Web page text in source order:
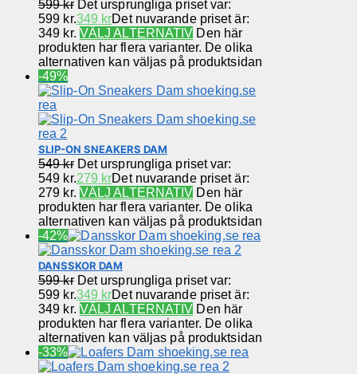
599kr Det ursprungliga priset var:
599 kr.349 krDet nuvarande priset är:
349 kr. VÄLJ ALTERNATIV Den här
produkten har flera varianter. De olika
alternativen kan väljas på produktsidan
-49%
SLIP-ON SNEAKERS DAM
549kr Det ursprungliga priset var:
549 kr.279 krDet nuvarande priset är:
279 kr. VÄLJ ALTERNATIV Den här
produkten har flera varianter. De olika
alternativen kan väljas på produktsidan
-42%
DANSSKOR DAM
599kr Det ursprungliga priset var:
599 kr.349 krDet nuvarande priset är:
349 kr. VÄLJ ALTERNATIV Den här
produkten har flera varianter. De olika
alternativen kan väljas på produktsidan
-33%